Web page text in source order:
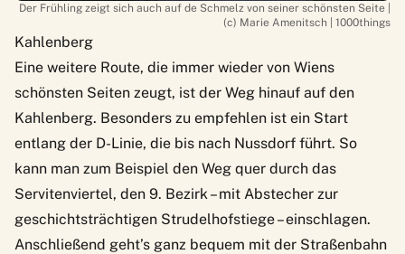
Der Frühling zeigt sich auch auf de Schmelz von seiner schönsten Seite |
(c) Marie Amenitsch | 1000things
Kahlenberg
Eine weitere Route, die immer wieder von Wiens
schönsten Seiten zeugt, ist der Weg hinauf auf den
Kahlenberg. Besonders zu empfehlen ist ein Start
entlang der D-Linie, die bis nach Nussdorf führt. So
kann man zum Beispiel den Weg quer durch das
Servitenviertel, den 9. Bezirk– mit Abstecher zur
geschichtsträchtigen Strudelhofstiege – einschlagen.
Anschließend geht’s ganz bequem mit der Straßenbahn